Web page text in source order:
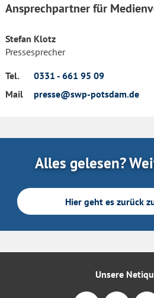
Ansprechpartner für
Stefan Klotz
Pressesprecher
Tel.
0331 - 661 95 09
Mail
presse@swp-potsdam.de
Alles gelesen?
Hier geht es zurück
Unsere